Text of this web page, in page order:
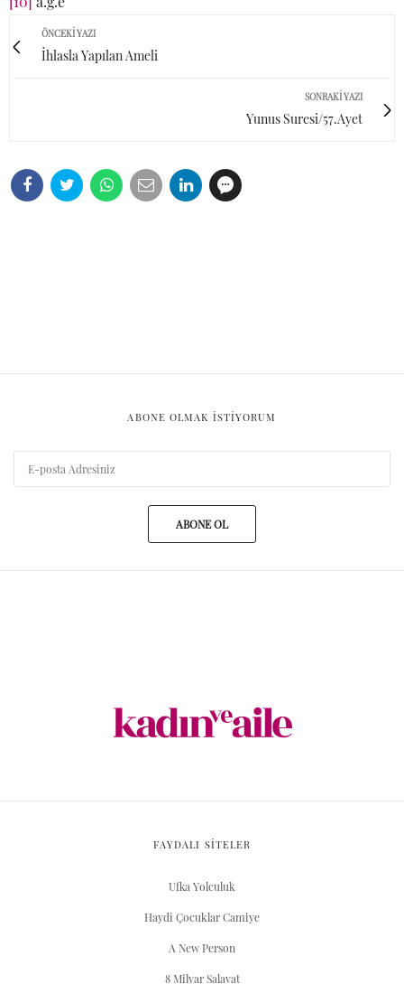
ÖNCEKI YAZI
İhlasla Yapılan Ameli
SONRAKI YAZI
Yunus Suresi/57.Ayet
ABONE OLMAK ISTIYORUM
ABONE OL
FAYDALI SİTELER
Ufka Yolculuk
Haydi Çocuklar Camiye
A New Person
8 Milyar Salavat